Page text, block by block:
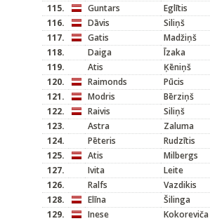
115.
Guntars
Eglītis
116.
Dāvis
Siliņš
117.
Gatis
Madžiņš
118.
Daiga
Īzaka
119.
Atis
Ķēniņš
120.
Raimonds
Pūcis
121.
Modris
Bērziņš
122.
Raivis
Siliņš
123.
Astra
Zaluma
124.
Pēteris
Rudzītis
125.
Atis
Milbergs
127.
Ivita
Leite
126.
Ralfs Vazdikis
128.
Elīna
Šilinga
129.
Inese Kokoreviča